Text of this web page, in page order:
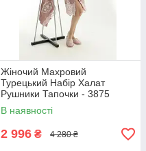
Жіночий Махровий
Турецький Набір Халат
Рушники Тапочки - 3875
Пудровий
В наявності
2 996 ₴ 4 280 ₴